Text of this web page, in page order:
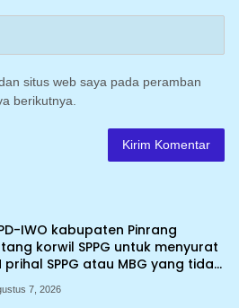
situs web saya pada peramban
berikutnya.
IWO kabupaten Pinrang
korwil SPPG untuk menyurat
prihal SPPG atau MBG yang tidak
syarat standar dan
teknis
7, 2026